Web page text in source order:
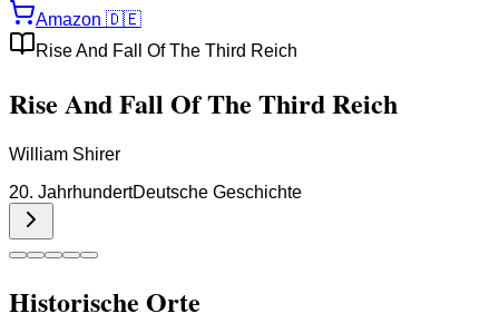
Amazon 🇩🇪
Rise And Fall Of The Third Reich
Rise And Fall Of The Third Reich
William Shirer
20. JahrhundertDeutsche Geschichte
Historische Orte